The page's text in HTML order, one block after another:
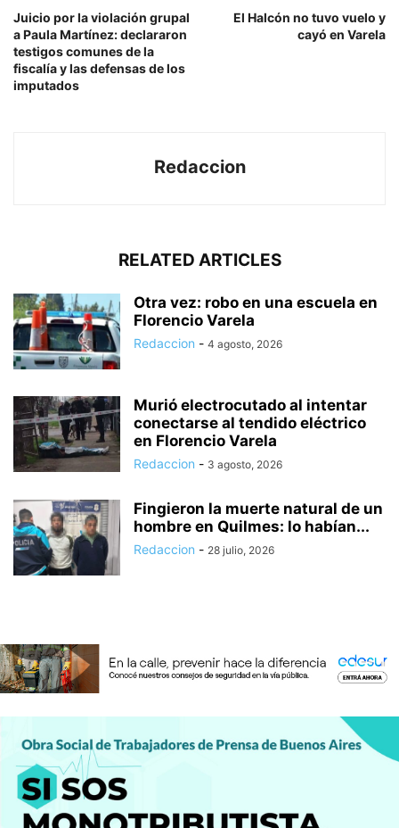
Juicio por la violación grupal
a Paula Martínez: declararon
testigos comunes de la
fiscalía y las defensas de los
imputados
El Halcón no tuvo vuelo y
cayó en Varela
Redaccion
RELATED ARTICLES
Otra vez: robo en una escuela en
Florencio Varela
Redaccion - 4 agosto, 2026
Murió electrocutado al intentar
conectarse al tendido eléctrico
en Florencio Varela
Redaccion - 3 agosto, 2026
Fingieron la muerte natural de un
hombre en Quilmes: lo habían...
Redaccion - 28 julio, 2026